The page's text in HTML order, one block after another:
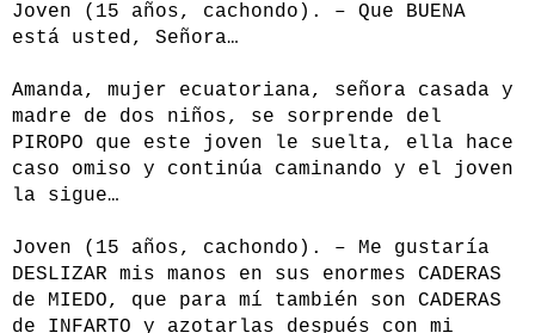
Joven (15 años, cachondo). – Que BUENA
está usted, Señora…
Amanda, mujer ecuatoriana, señora casada y
madre de dos niños, se sorprende del
PIROPO que este joven le suelta, ella hace
caso omiso y continúa caminando y el joven
la sigue…
Joven (15 años, cachondo). – Me gustaría
DESLIZAR mis manos en sus enormes CADERAS
de MIEDO, que para mí también son CADERAS
de INFARTO y azotarlas después con mi